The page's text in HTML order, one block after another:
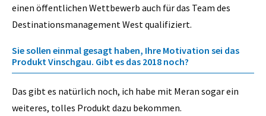
einen öffentlichen Wettbewerb auch für das Team des
Destinationsmanagement West qualifiziert.
Sie sollen einmal gesagt haben, Ihre Motivation sei das
Produkt Vinschgau. Gibt es das 2018 noch?
Das gibt es natürlich noch, ich habe mit Meran sogar ein
weiteres, tolles Produkt dazu bekommen.